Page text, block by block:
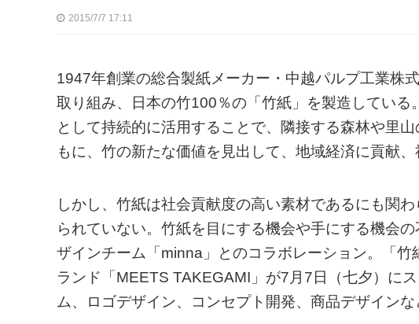
2015/7/7 17:11
1947年創業の総合製紙メーカー・中越パルプ工業株
取り組み、日本の竹100％の「竹紙」を製造してい
として持続的に活用することで、隣接する森林や里
もに、竹の新たな価値を見出して、地域経済に貢献、
しかし、竹紙は社会貢献度の高い素材であるにも関
られていない。竹紙を目にする機会や手にする機会
ザインチーム「minna」とのコラボレーション。「
ランド「MEETS TAKEGAMI」が7月7日（七夕）に
ム、ロゴデザイン、コンセプト開発、商品デザイン